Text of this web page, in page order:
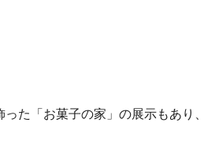
った「お菓子の家」の展示もあり